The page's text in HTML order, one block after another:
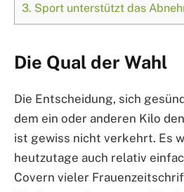
3. Sport unterstützt das
Die Qual der Wahl
Die Entscheidung, sich
dem ein oder anderen Kilo
ist gewiss nicht verkehrt. Es
heutzutage auch relativ
Covern vieler